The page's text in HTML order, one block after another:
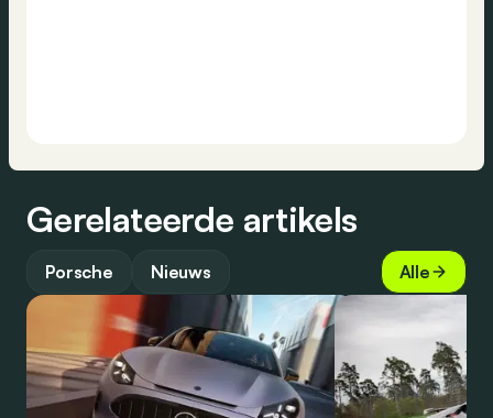
Gerelateerde artikels
Porsche Nieuws Alle